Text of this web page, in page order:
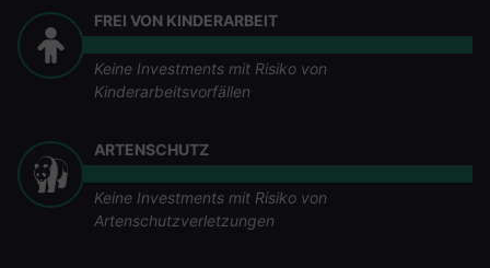
FREI VON KINDERARBEIT
Keine Investments mit Risiko von
Kinderarbeitsvorfällen
ARTENSCHUTZ
Keine Investments mit Risiko von
Artenschutzverletzungen